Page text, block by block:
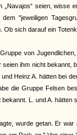
„Navajos“ seien,
"jeweiligen
sich darauf ein
von
ihm nicht
Heinz A. hätten bei
die Gruppe Felsen
L. und A. hätten
wurde getan. Er